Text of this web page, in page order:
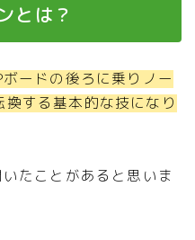
とは？
ボードの後ろに乗りノー
する基本的な技になり
たことがあると思いま